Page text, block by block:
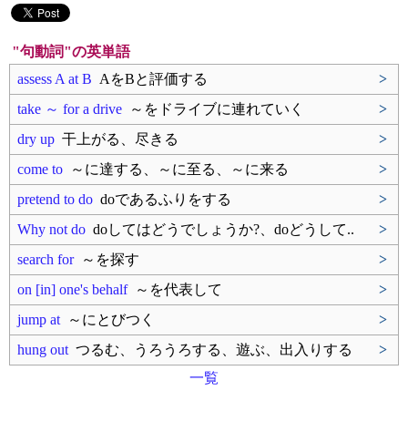
"句動詞"の英単語
assess A at B AをBと評価する
>
take ～ for a drive ～をドライブに連れていく
>
dry up 干上がる、尽きる
>
come to ～に達する、～に至る、～に来る
>
pretend to do doであるふりをする
>
Why not do doしてはどうでしょうか?、doどうして..
>
search for～を探す
>
on [in] one's behalf～を代表して
>
jump at ～にとびつく
>
hung out つるむ、うろうろする、遊ぶ、出入りする
>
一覧